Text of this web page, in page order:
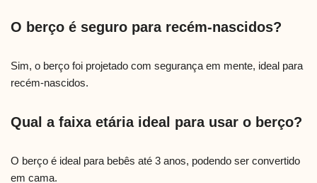
O berço é seguro para recém-nascidos?
Sim, o berço foi projetado com segurança em mente, ideal para
recém-nascidos.
Qual a faixa etária ideal para usar o berço?
O berço é ideal para bebês até 3 anos, podendo ser convertido
em cama.